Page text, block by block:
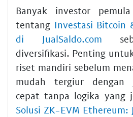
Banyak investor
tentang Investasi Bitcoin
di JualSaldo.com
diversifikasi. Penting
riset mandiri sebelum
mudah tergiur dengan
cepat tanpa logika yang
Solusi ZK-EVM Ethereum: